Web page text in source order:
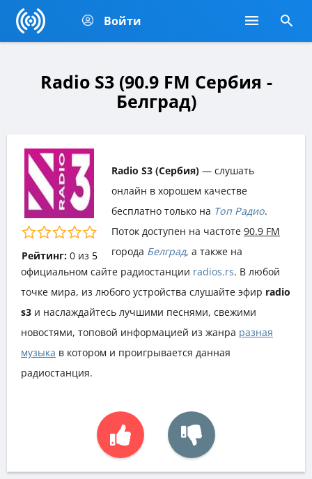
Войти
Radio S3 (90.9 FM Сербия -
Белград)
Рейтинг: 0из 5
Radio S3 (Сербия) — слушать
онлайн в хорошем качестве
бесплатно только на Топ Радио.
Поток доступен на частоте 90.9 FM
города Белград, а также на
официальном сайте радиостанции radios.rs. В любой
точке мира, из любого устройства слушайте эфир radio
s3 и наслаждайтесь лучшими песнями, свежими
новостями, топовой информацией из жанра разная
музыка в котором и проигрывается данная
радиостанция.